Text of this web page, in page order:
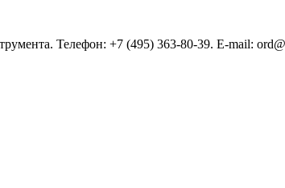
Телефон: +7 (495) 363-80-39. E-mail: